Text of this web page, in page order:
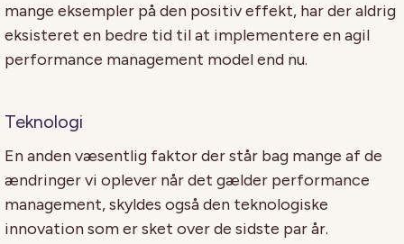
mange eksempler på den positiv effekt, har der aldrig
eksisteret en bedre tid til at implementere en agil
performance management model end nu.
Teknologi
En anden væsentlig faktor der står bag mange af de
ændringer vi oplever når det gælder performance
management, skyldes også den teknologiske
innovation som er sket over de sidste par år.